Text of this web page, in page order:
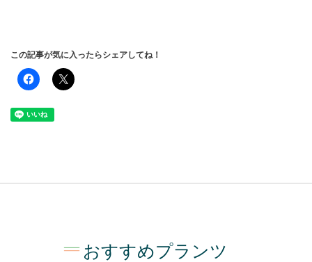
この記事が気に入ったらシェアしてね！
おすすめプランツ